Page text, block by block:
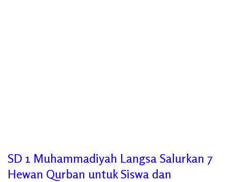
SD 1 Muhammadiyah Langsa Salurkan 7
Hewan Qurban untuk Siswa dan